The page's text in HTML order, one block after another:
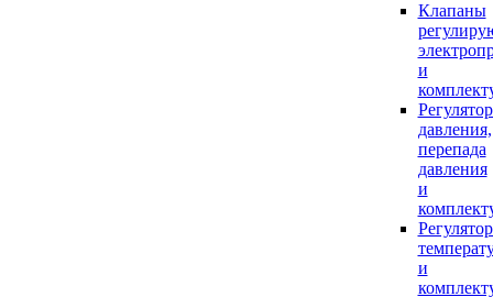
Клапаны
и
давления,
перепада
давления
и
и